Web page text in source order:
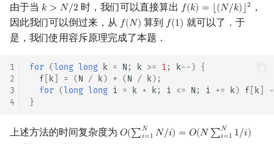
由于当 𝑘 > 𝑁/2
k >N /2 时，我们可以直接算出 𝑓(𝑘) = ⌊(𝑁/𝑘)⌋2
f(k)= ⌊(N /k)⌋2
，
因此我们可以倒过来，从 𝑓(𝑁)
f(N) 算到 𝑓(1)
f(1)
就可以了．于
是，我们使用容斥原理完成了本题．
1
2
3
4
for (long long k = N ; k >= 1 ; k--) {
f
k = (N / k) * (N / k);
for (long long i = k + k; i <= N ; i += k) f k
}
上述方法的时间复杂度为 𝑂(∑𝑁
𝑖=1 𝑁/𝑖) = 𝑂(𝑁 ∑𝑁
𝑖=1 1/𝑖)
O(∑i=1N N/i)= O( N∑i=1 N1/i) =O(N